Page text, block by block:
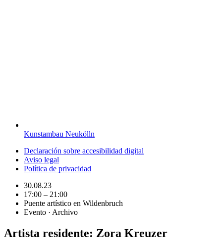
Kunstambau Neukölln
Declaración sobre accesibilidad digital
Aviso legal
Política de privacidad
30.08.23
17:00 – 21:00
Puente artístico en Wildenbruch
Evento · Archivo
Artista residente: Zora Kreuzer